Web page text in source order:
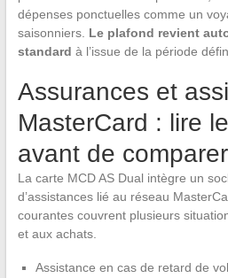
dépenses ponctuelles comme un
saisonniers. Le plafond revient
standard à l’issue de la période
Assurances et
MasterCard : lire
avant de comparer
La carte MCD AS Dual intègre un
d’assistances lié au réseau
courantes couvrent plusieurs
et aux achats.
Assistance en cas de retard de